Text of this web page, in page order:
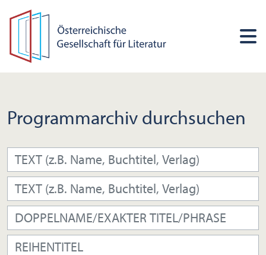
Programmarchiv durchsuchen